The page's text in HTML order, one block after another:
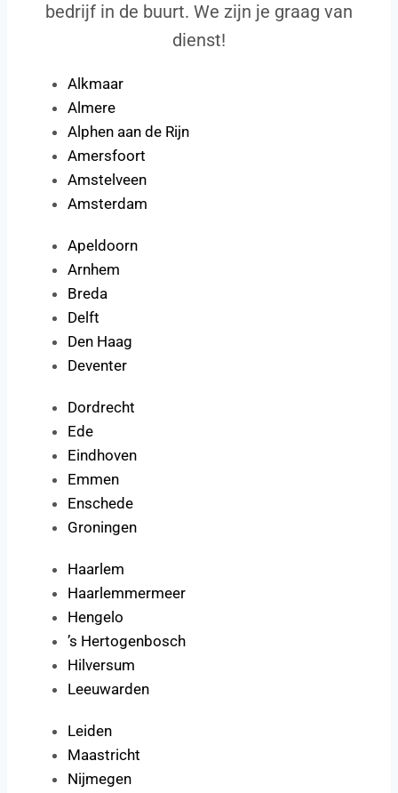
bedrijf in de buurt. We zijn je graag van
dienst!
Alkmaar
Almere
Alphen aan de Rijn
Amersfoort
Amstelveen
Amsterdam
Apeldoorn
Arnhem
Breda
Delft
Den Haag
Deventer
Dordrecht
Ede
Eindhoven
Emmen
Enschede
Groningen
Haarlem
Haarlemmermeer
Hengelo
’s Hertogenbosch
Hilversum
Leeuwarden
Leiden
Maastricht
Nijmegen